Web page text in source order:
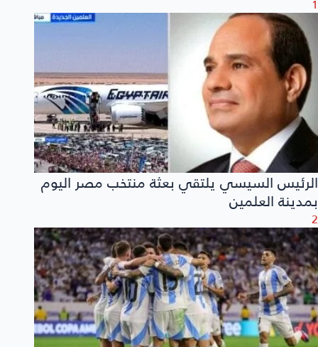
الرئيس السيسي يلتقي بعثة منتخب مصر اليوم
بمدينة العلمين
2